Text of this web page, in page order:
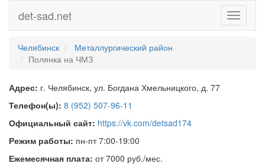
Toggle
det-sad.net
Челябинск
Металлургический район
Полянка на ЧМЗ
Адрес: г. Челябинск, ул. Богдана Хмельницкого, д. 77
Телефон(ы): 8 (952) 507-96-11
Официальный сайт: https://vk.com/detsad174
Режим работы: пн-пт 7:00-19:00
Ежемесячная плата: от 7000 руб./мес.